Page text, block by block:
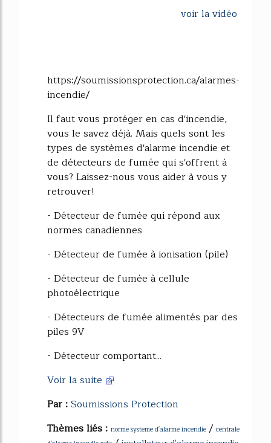
voir la vidéo
https://soumissionsprotection.ca/alarmes-
incendie/
Il faut vous protéger en cas d'incendie,
vous le savez déjà. Mais quels sont les
types de systèmes d'alarme incendie et
de détecteurs de fumée qui s'offrent à
vous? Laissez-nous vous aider à vous y
retrouver!
- Détecteur de fumée qui répond aux
normes canadiennes
- Détecteur de fumée à ionisation (pile)
- Détecteur de fumée à cellule
photoélectrique
- Détecteurs de fumée alimentés par des
piles 9V
- Détecteur comportant...
Voir la suite
Par :Soumissions Protection
Thèmes liés : norme systeme d'alarme incendie / centrale